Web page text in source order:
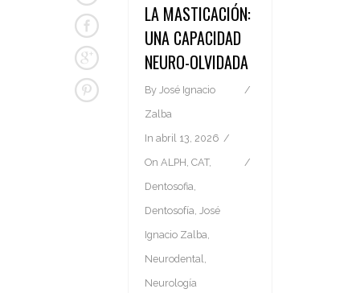
LA MASTICACIÓN:
UNA CAPACIDAD
NEURO-OLVIDADA
By José Ignacio
Zalba
In abril 13, 2026
On ALPH CAT,
Dentosofia
Dentosofía
José
Ignacio Zalba
Neurodental
Neurología